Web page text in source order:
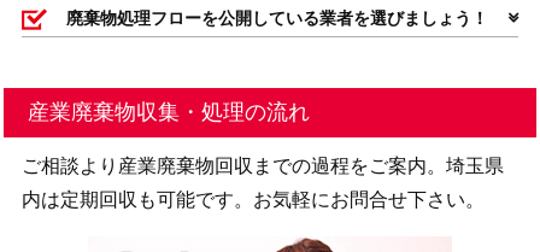
廃棄物処理フローを公開している業者を選びましょう！
産業廃棄物収集・処理の流れ
ご相談より産業廃棄物回収までの過程をご案内。埼玉県
内は定期回収も可能です。お気軽にお問合せ下さい。